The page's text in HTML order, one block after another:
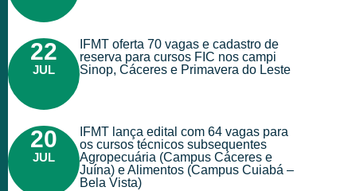
22
JUL
IFMT oferta 70 vagas e cadastro de
reserva para cursos FIC nos campi
Sinop, Cáceres e Primavera do Leste
20
JUL
IFMT lança edital com 64 vagas para
os cursos técnicos subsequentes
Agropecuária (Campus Cáceres e
Juína) e Alimentos (Campus Cuiabá –
Bela Vista)